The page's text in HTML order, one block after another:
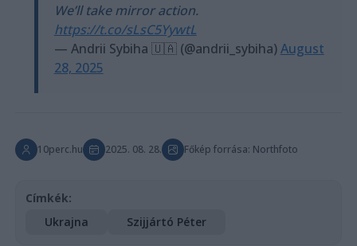
We’ll take mirror action.
https://t.co/sLsC5YywtL
— Andrii Sybiha 🇺🇦 (@andrii_sybiha)August
28, 2025
10perc.hu 2025. 08. 28. Főkép forrása: Northfoto
Címkék:
Ukrajna
Szijjártó Péter